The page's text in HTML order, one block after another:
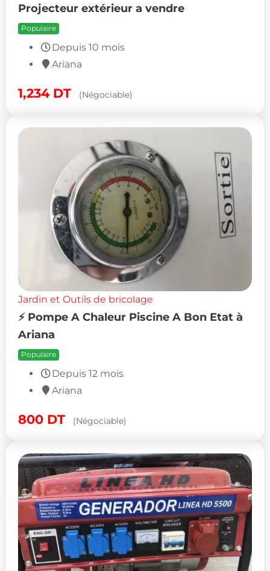
Projecteur extérieur a vendre
Populaire
Depuis 10 mois
Ariana
1,234 DT (Négociable)
Jardin et Outils de bricolage
⚡ Pompe A Chaleur Piscine A Bon Etat à
Ariana
Populaire
Depuis 12 mois
Ariana
800 DT (Négociable)